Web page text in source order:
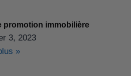
promotion immobilière
3, 2023
»